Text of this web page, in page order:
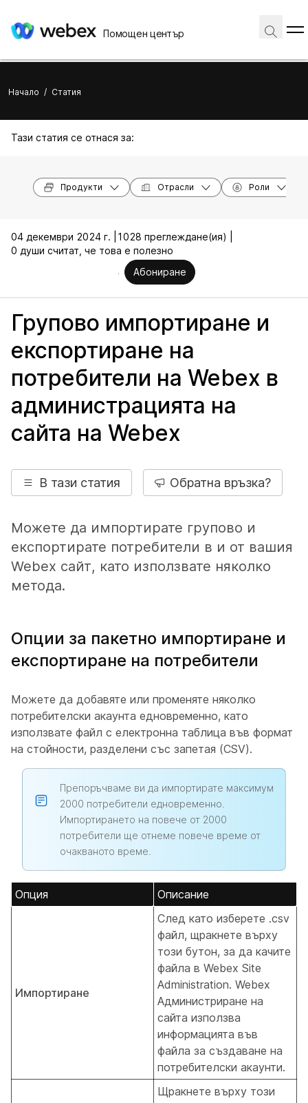
Помощен център
Начало / Статия
Тази статия се отнася за:
Продукти Отрасли Роли
04 декември 2024 г. |
1028 преглеждане(ия) |
0 души считат, че това е полезно
Абониране
Групово импортиране и
експортиране на
потребители на Webex в
администрацията на
сайта на Webex
В тази статия Обратна връзка?
Можете да импортирате групово и
експортирате потребители в и от вашия
Webex сайт, като използвате няколко
метода.
Опции за пакетно импортиране и
експортиране на потребители
Можете да добавяте или променяте няколко
потребителски акаунта едновременно, като
използвате файл с електронна таблица във формат
на стойности, разделени със запетая (CSV).
Препоръчваме ви да импортирате максимум
2000 потребители едновременно.
Импортирането на повече от 2000
потребители ще отнеме повече време от
очакваното време.
Опция Описание
Импортиране
След като изберете .csv
файл, щракнете върху
този бутон, за да качите
файла в Webex Site
Administration. Webex
Администриране на
сайта използва
информацията във
файла за създаване на
потребителски акаунти.
Щракнете върху този